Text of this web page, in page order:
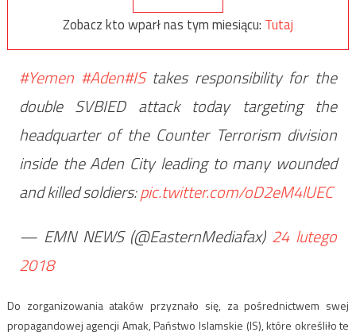
Zobacz kto wparł nas tym miesiącu: Tutaj
#Yemen #Aden#IStakes responsibility for the
double SVBIED attack today targeting the
headquarter of the Counter Terrorism division
inside the Aden City leading to many wounded
and killed soldiers:pic.twitter.com/oD2eM4lUEC
— EMN NEWS (@EasternMediafax) 24 lutego
2018
Do zorganizowania ataków przyznało się, za pośrednictwem swej
propagandowej agencji Amak, Państwo Islamskie (IS), które określiło te